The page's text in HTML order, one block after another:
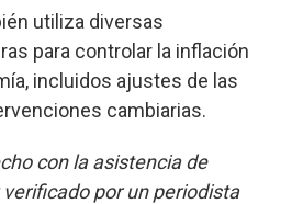
utiliza diversas
para controlar la inflación
incluidos ajustes de las
cambiarias.
con la asistencia de
por un periodista